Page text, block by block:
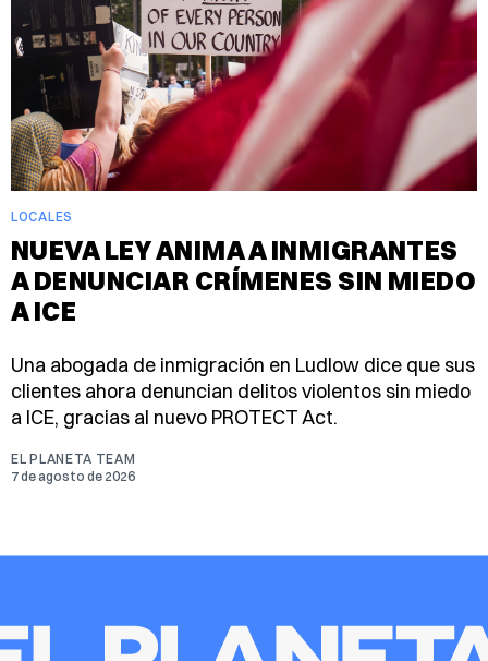
LOCALES
NUEVA LEY ANIMA A INMIGRANTES
A DENUNCIAR CRÍMENES SIN MIEDO
A ICE
Una abogada de inmigración en Ludlow dice que sus
clientes ahora denuncian delitos violentos sin miedo
a ICE, gracias al nuevo PROTECT Act.
EL PLANETA TEAM
7 de agosto de 2026